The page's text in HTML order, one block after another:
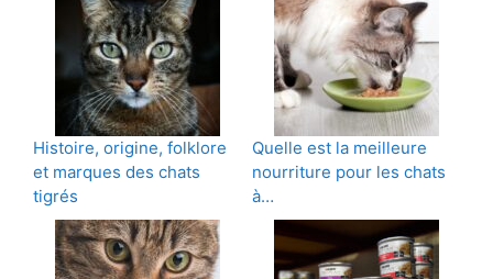
Histoire, origine, folklore
et marques des chats
tigrés
Quelle est la meilleure
nourriture pour les chats
à…